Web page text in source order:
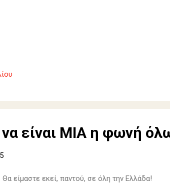
είναι ΜΙΑ η φωνή
Θα είμαστε εκεί, παντού, σε όλη την Ελλάδα!